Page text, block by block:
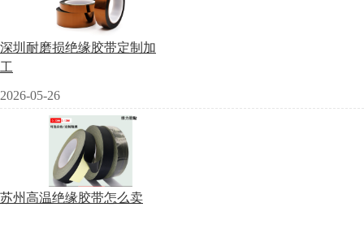
深圳耐磨损绝缘胶带定制加
工
2026-05-26
苏州高温绝缘胶带怎么卖